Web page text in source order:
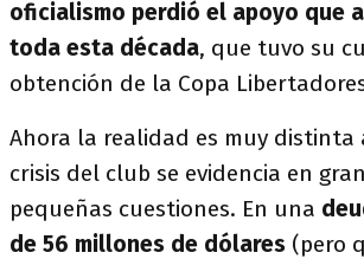
oficialismo perdió el apoyo que
toda esta década, que tuvo su
obtención de la Copa
Ahora la realidad es muy distinta
crisis del club se evidencia en
pequeñas cuestiones. En una
de 56 millones de dólares (pero